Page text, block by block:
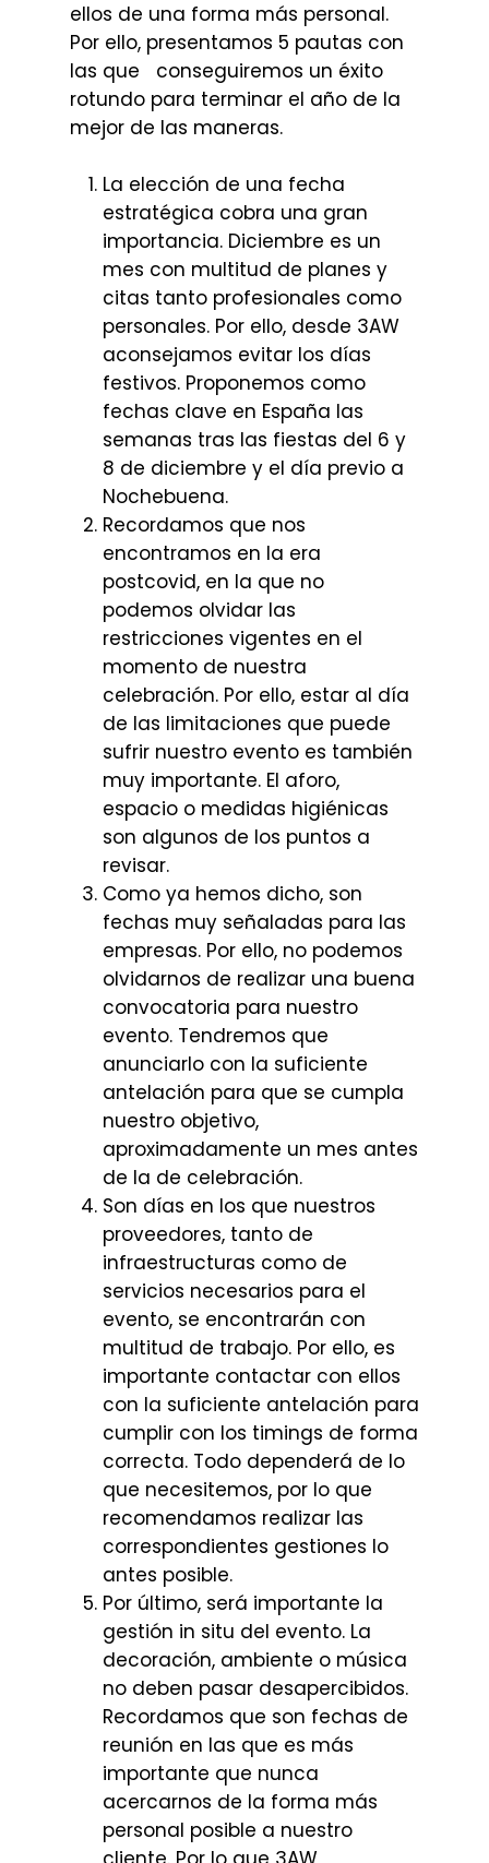
ellos de una forma más personal.
Por ello, presentamos 5 pautas con
las que conseguiremos un éxito
rotundo para terminar el año de la
mejor de las maneras.
La elección de una fecha
estratégica cobra una gran
importancia. Diciembre es un
mes con multitud de planes y
citas tanto profesionales como
personales. Por ello, desde 3AW
aconsejamos evitar los días
festivos. Proponemos como
fechas clave en España las
semanas tras las fiestas del 6 y
8 de diciembre y el día previo a
Nochebuena.
Recordamos que nos
encontramos en la era
postcovid, en la que no
podemos olvidar las
restricciones vigentes en el
momento de nuestra
celebración. Por ello, estar al día
de las limitaciones que puede
sufrir nuestro evento es también
muy importante. El aforo,
espacio o medidas higiénicas
son algunos de los puntos a
revisar.
Como ya hemos dicho, son
fechas muy señaladas para las
empresas. Por ello, no podemos
olvidarnos de realizar una buena
convocatoria para nuestro
evento. Tendremos que
anunciarlo con la suficiente
antelación para que se cumpla
nuestro objetivo,
aproximadamente un mes antes
de la de celebración.
Son días en los que nuestros
proveedores, tanto de
infraestructuras como de
servicios necesarios para el
evento, se encontrarán con
multitud de trabajo. Por ello, es
importante contactar con ellos
con la suficiente antelación para
cumplir con los timings de forma
correcta. Todo dependerá de lo
que necesitemos, por lo que
recomendamos realizar las
correspondientes gestiones lo
antes posible.
Por último, será importante la
gestión in situ del evento. La
decoración, ambiente o música
no deben pasar desapercibidos.
Recordamos que son fechas de
reunión en las que es más
importante que nunca
acercarnos de la forma más
personal posible a nuestro